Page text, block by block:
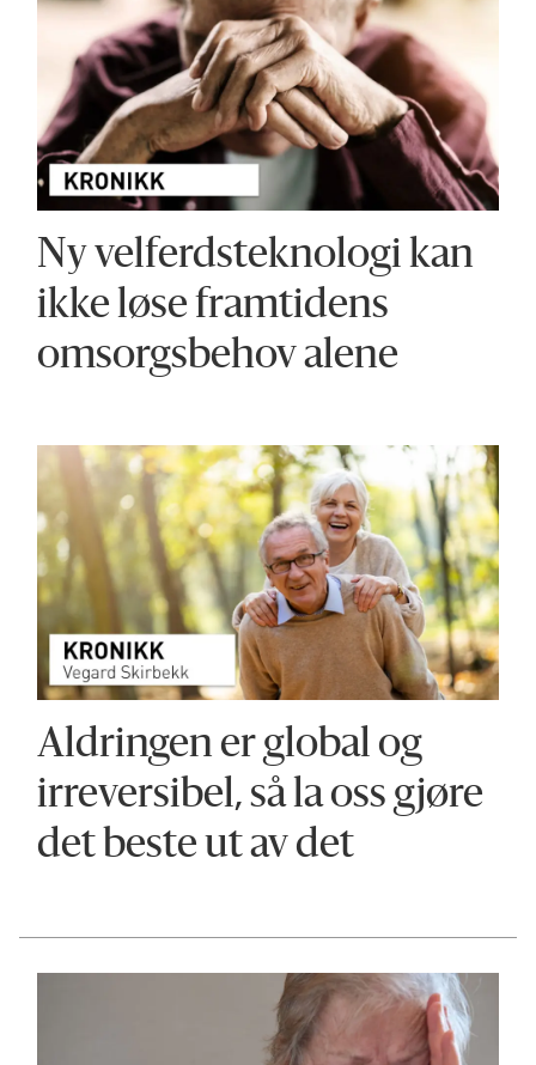
Ny velferdsteknologi kan
ikke løse framtidens
omsorgsbehov alene
Aldringen er global og
irreversibel, så la oss gjøre
det beste ut av det